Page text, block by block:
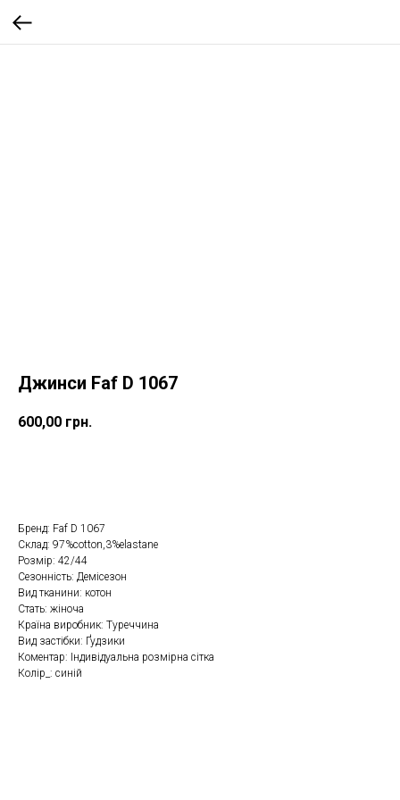
Джинси Faf D 1067
600,00 грн.
Бренд: Faf D 1067
Склад: 97%cotton,3%elastane
Розмір: 42/44
Сезонність: Демісезон
Вид тканини: котон
Стать: жіноча
Країна виробник: Туреччина
Вид застібки: Ґудзики
Коментар: Індивідуальна розмірна сітка
Колір_: синій